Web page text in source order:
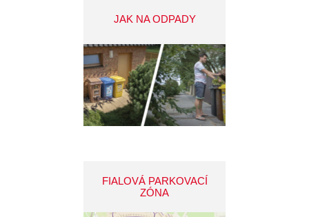
JAK NA ODPADY
FIALOVÁ PARKOVACÍ
ZÓNA